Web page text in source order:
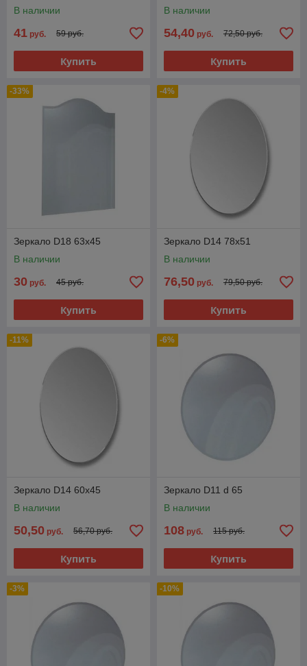
В наличии
41 руб. 59 руб.
Купить
В наличии
54,40 руб. 72,50 руб.
Купить
-33%
Зеркало D18 63x45
В наличии
30 руб. 45 руб.
Купить
-4%
Зеркало D14 78x51
В наличии
76,50 руб. 79,50 руб.
Купить
-11%
Зеркало D14 60x45
В наличии
50,50 руб. 56,70 руб.
Купить
-6%
Зеркало D11 d 65
В наличии
108 руб. 115 руб.
Купить
-3% -10%